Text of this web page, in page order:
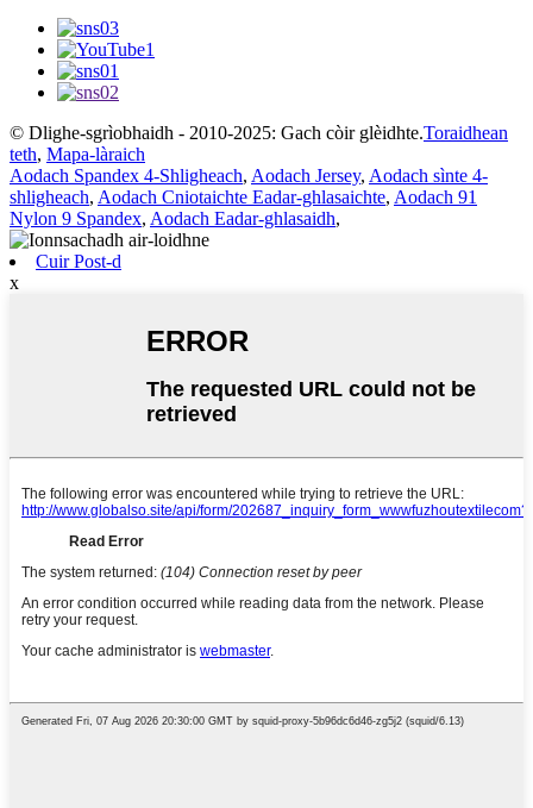
© Dlighe-sgrìobhaidh - 2010-2025: Gach còir glèidhte.Toraidhean
teth, Mapa-làraich
Aodach Spandex 4-Shligheach, Aodach Jersey, Aodach sìnte 4-
shligheach, Aodach Cniotaichte Eadar-ghlasaichte, Aodach 91
Nylon 9 Spandex, Aodach Eadar-ghlasaidh,
Cuir Post-d
x